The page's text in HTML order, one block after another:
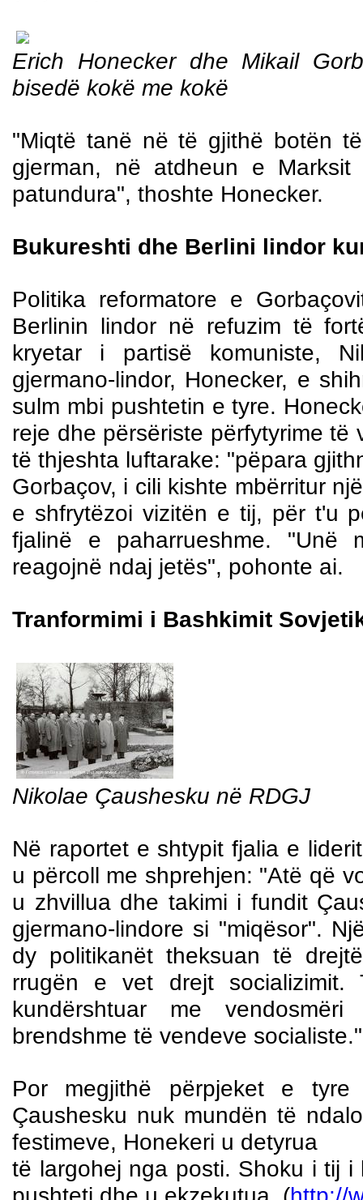
Erich Honecker dhe Mikail
bisedë kokë me kokë
"Miqtë tanë në të gjithë botën
gjerman, në atdheun e
patundura", thoshte Honecker.
Bukureshti dhe Berlini lindor
Politika reformatore e
Berlinin lindor në refuzim të
kryetar i partisë komuniste,
gjermano-lindor, Honecker, e
sulm mbi pushtetin e tyre.
reje dhe përsëriste përfytyrime
të thjeshta luftarake: "pëpara
Gorbaçov, i cili kishte mbërritur
e shfrytëzoi vizitën e tij, për t'u
fjalinë e paharrueshme.
reagojnë ndaj jetës", pohonte ai.
Tranformimi i Bashkimit
Nikolae Çaushesku në RDGJ
Në raportet e shtypit fjalia e
u përcoll me shprehjen: "Atë që
u zhvillua dhe takimi i fundit
gjermano-lindore si "miqësor".
dy politikanët theksuan të
rrugën e vet drejt
kundërshtuar me
brendshme të vendeve socialiste."
Por megjithë përpjeket e
Çaushesku nuk mundën të
festimeve, Honekeri u detyrua
të largohej nga posti. Shoku i tij